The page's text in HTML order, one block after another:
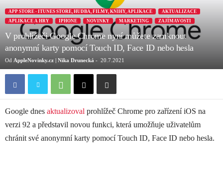
APP STORE - ITUNES STORE, HUDBA, FILMY, KNIHY, APLIKACE
AKTUALIZACE
APLIKACE A HRY
IPHONE NOVINKY MARKETING ZAJÍMAVOSTI
V prohlížeči Google Chrome nyní můžete zamknout
anonymní karty pomocí Touch ID, Face ID nebo hesla
Od AppleNovinky.cz | Nika Drunecká - 20.7.2021
Google dnes aktualizoval prohlížeč Chrome pro zařízení iOS na
verzi 92 a představil novou funkci, která umožňuje uživatelům
chránit své anonymní karty pomocí Touch ID, Face ID nebo hesla.